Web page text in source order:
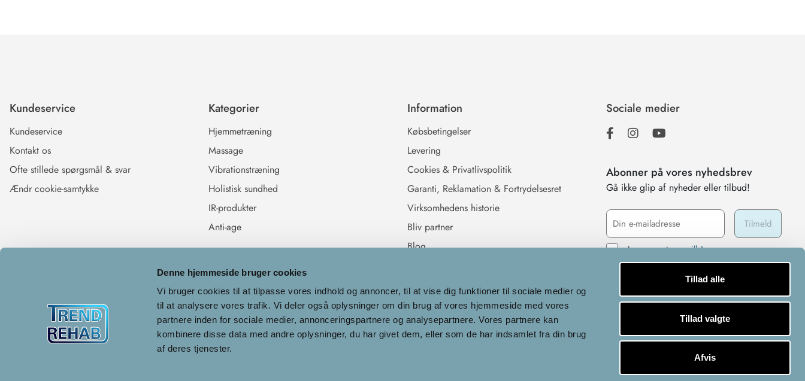
Denne hjemmeside bruger cookies
Vi bruger cookies til at tilpasse vores indhold og annoncer, til at vise dig funktioner til sociale medier og
til at analysere vores trafik. Vi deler også oplysninger om din brug af vores hjemmeside med vores
partnere inden for sociale medier, annonceringspartnere og analysepartnere. Vores partnere kan
kombinere disse data med andre oplysninger, du har givet dem, eller som de har indsamlet fra din brug
af deres tjenester.
Tillad alle
Tillad valgte
Afvis
Kundeservice
Kundeservice
Kontakt os
Ofte stillede spørgsmål & svar
Ændr cookie-samtykke
Kategorier
Hjemmetræning
Massage
Vibrationstræning
Holistisk sundhed
IR-produkter
Anti-age
Information
Købsbetingelser
Levering
Cookies & Privatlivspolitik
Garanti, Reklamation & Fortrydelsesret
Virksomhedens historie
Bliv partner
Blog
Sociale medier
Abonner på vores nyhedsbrev
Gå ikke glip af nyheder eller tilbud!
Jeg accepterervilkårene
Dansk